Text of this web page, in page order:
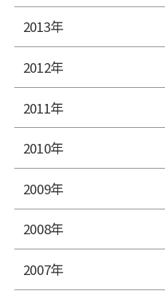
2013年
2012年
2011年
2010年
2009年
2008年
2007年